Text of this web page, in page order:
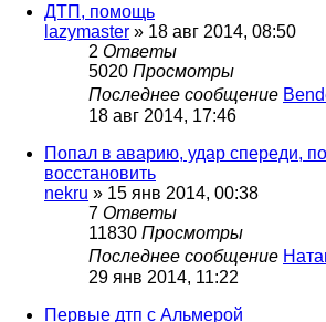
ДТП, помощь
lazymaster » 18 авг 2014, 08:50
2 Ответы
5020 Просмотры
Последнее сообщение
18 авг 2014, 17:46
Попал в аварию, удар спереди,
восстановить
nekru » 15 янв 2014, 00:38
7 Ответы
11830 Просмотры
Последнее сообщение
29 янв 2014, 11:22
Первые дтп с Альмерой